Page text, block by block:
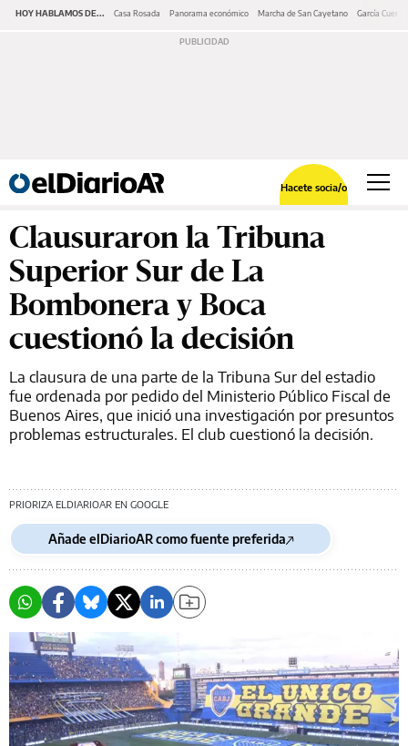
HOY HABLAMOS DE... Casa Rosada Panorama económico Marcha de San Cayetano García Cuerva
Hacete socia/o
Clausuraron la Tribuna
Superior Sur de La
Bombonera y Boca
cuestionó la decisión
La clausura de una parte de la Tribuna Sur del estadio
fue ordenada por pedido del Ministerio Público Fiscal de
Buenos Aires, que inició una investigación por presuntos
problemas estructurales. El club cuestionó la decisión.
PRIORIZA ELDIARIOAR EN GOOGLE
Añade elDiarioAR como fuente preferida